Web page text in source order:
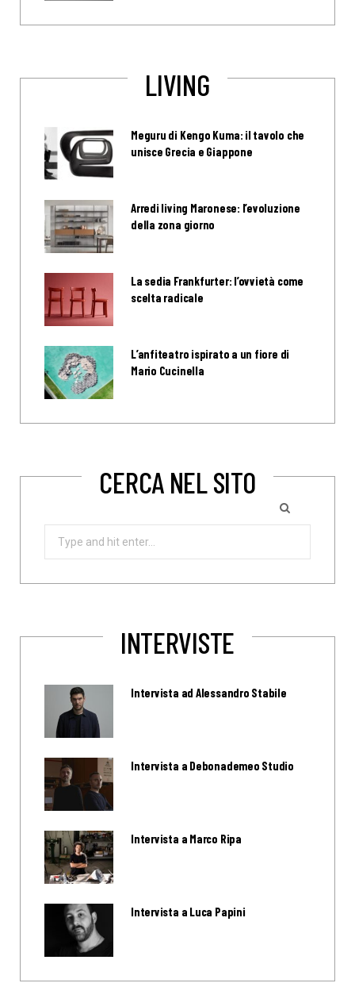
LIVING
Meguru di Kengo Kuma: il tavolo che
unisce Grecia e Giappone
Arredi living Maronese: l’evoluzione
della zona giorno
La sedia Frankfurter: l’ovvietà come
scelta radicale
L’anfiteatro ispirato a un fiore di
Mario Cucinella
CERCA NEL SITO
INTERVISTE
Intervista ad Alessandro Stabile
Intervista a Debonademeo Studio
Intervista a Marco Ripa
Intervista a Luca Papini